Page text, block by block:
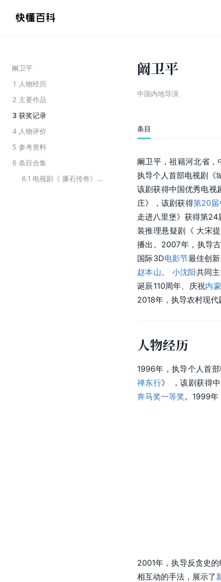
阚卫平
1 人物经历
2 主要作品
3 获奖记录
4 人物评价
5 参考资料
6 条目合集
6.1
电视剧《 廉石传奇》的演职人员
阚卫平
中国内地导演
条目
阚卫平，祖籍河北省
执导个人首部电视剧《
该剧获得中国优秀电视
庄》，该剧获得第20届
走进八里堡》获得第24
装推理悬疑剧《 大宋
播出。2007年，执导
国际3D电影节最佳创
赵本山
小沈阳共同
诞辰110周年、庆祝内
2018年，执导农村现
人物经历
1996年，执导个人首
禅东行》 ，该剧获得
奔马奖一等奖。1999
2001年，执导反贪史
相互动的手法，展示了